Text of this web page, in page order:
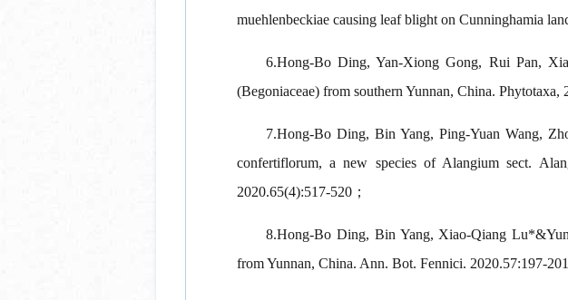
muehlenbeckiae causing leaf blight on Cunninghamia
6.Hong-Bo Ding, Yan-Xiong Gong, Rui Pan,
(Begoniaceae) from southern Yunnan, China. Phytotaxa,
7.Hong-Bo Ding, Bin Yang, Ping-Yuan Wang,
confertiflorum, a new species of Alangium sect.
2020.65(4):517-520；
8.Hong-Bo Ding, Bin Yang, Xiao-Qiang
from Yunnan, China. Ann. Bot. Fennici. 2020.57:197-201